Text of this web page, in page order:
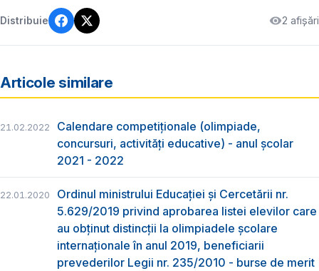
Distribuie 2 afișări
Articole similare
21.02.2022
Calendare competiționale (olimpiade,
concursuri, activități educative) - anul școlar
2021 - 2022
22.01.2020
Ordinul ministrului Educației și Cercetării nr.
5.629/2019 privind aprobarea listei elevilor care
au obţinut distincţii la olimpiadele şcolare
internaţionale în anul 2019, beneficiarii
prevederilor Legii nr. 235/2010 - burse de merit